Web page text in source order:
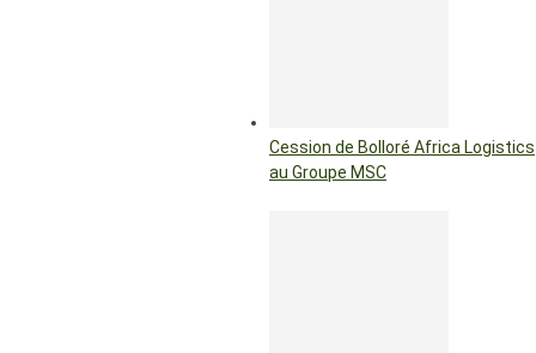
Cession de Bolloré Africa Logistics
au Groupe MSC